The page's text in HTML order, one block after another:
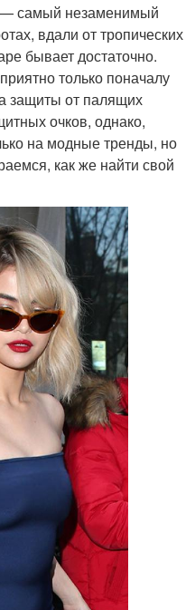
самый незаменимый
вдали от тропических
бывает достаточно.
только поначалу
защиты от палящих
очков, однако,
на модные тренды, но
как же найти свой